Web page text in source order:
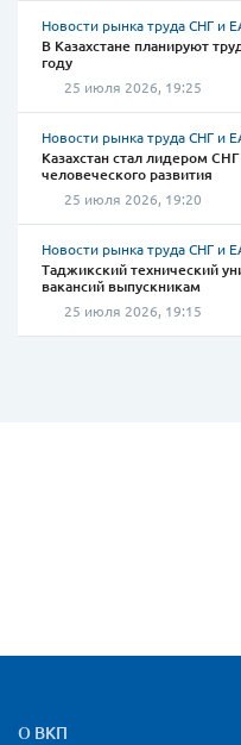
Новости рынка труда СНГ и
В Казахстане планируют
году
25 июля 2026, 19:25
Новости рынка труда СНГ и
Казахстан стал лидером
человеческого развития
25 июля 2026, 19:20
Новости рынка труда СНГ и
Таджикский технический
вакансий выпускникам
25 июля 2026, 19:15
Карта сайта и
О ВКП